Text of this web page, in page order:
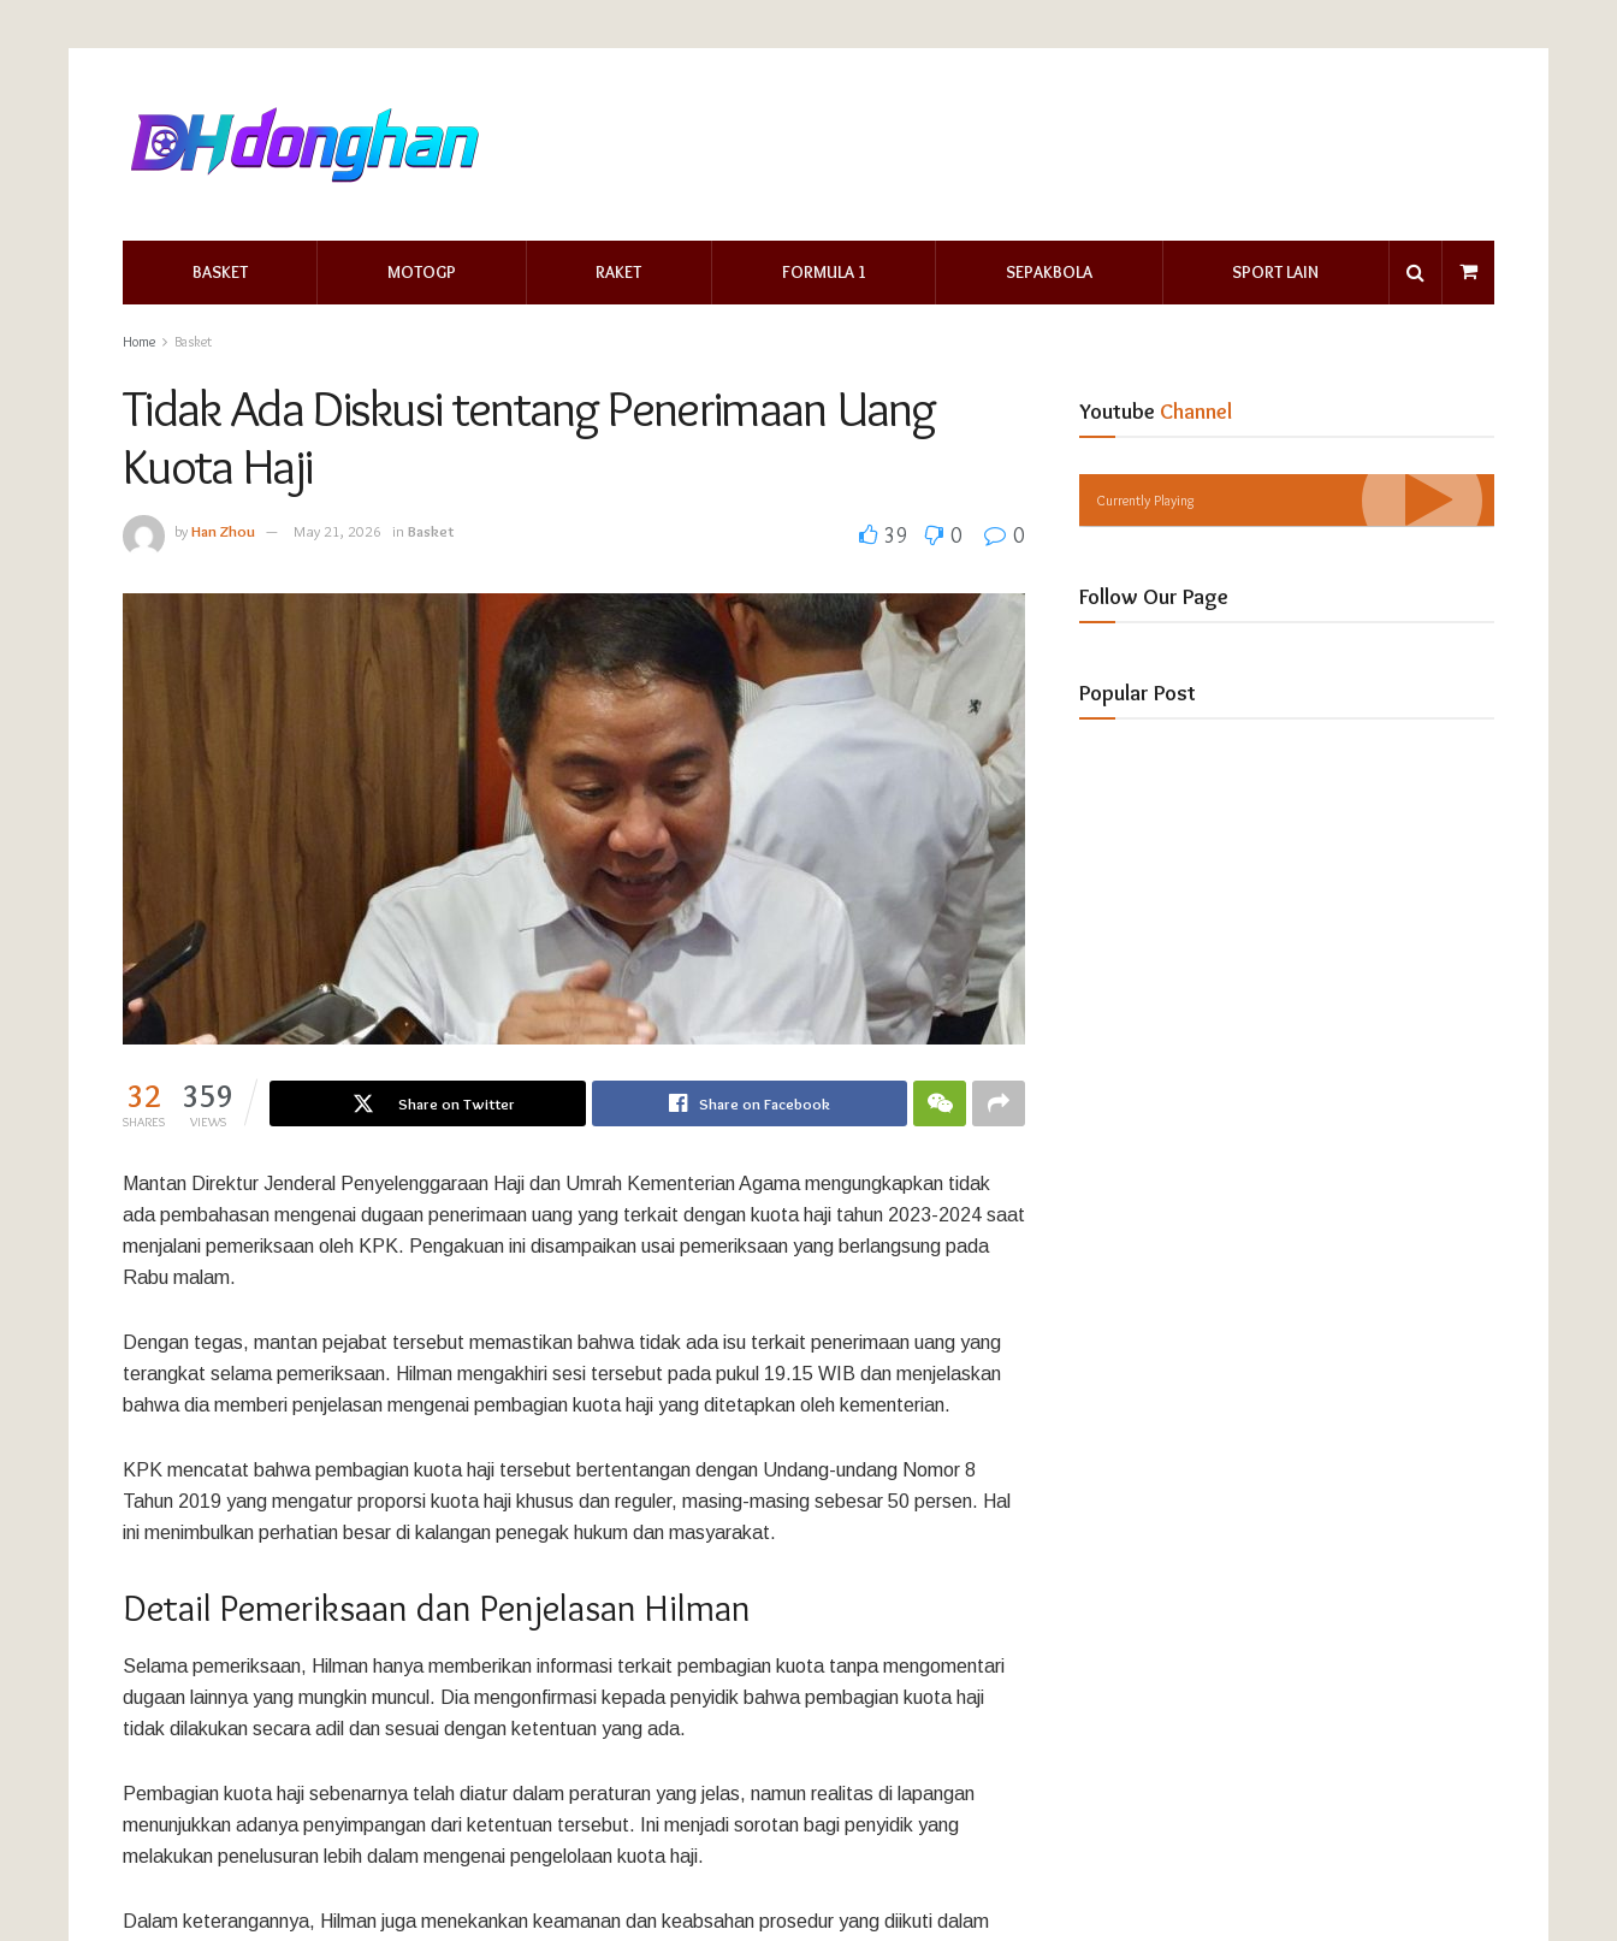
BASKET MOTOGP RAKET FORMULA 1 SEPAKBOLA SPORT LAIN
Home Basket
Tidak Ada Diskusi tentang Penerimaan Uang
Kuota Haji
byHan Zhou May 21, 2026 in Basket 39 0 0
32
SHARES
359
VIEWS
Share on Twitter Share on Facebook
Mantan Direktur Jenderal Penyelenggaraan Haji dan Umrah Kementerian Agama mengungkapkan tidak
ada pembahasan mengenai dugaan penerimaan uang yang terkait dengan kuota haji tahun 2023-2024 saat
menjalani pemeriksaan oleh KPK. Pengakuan ini disampaikan usai pemeriksaan yang berlangsung pada
Rabu malam.
Dengan tegas, mantan pejabat tersebut memastikan bahwa tidak ada isu terkait penerimaan uang yang
terangkat selama pemeriksaan. Hilman mengakhiri sesi tersebut pada pukul 19.15 WIB dan menjelaskan
bahwa dia memberi penjelasan mengenai pembagian kuota haji yang ditetapkan oleh kementerian.
KPK mencatat bahwa pembagian kuota haji tersebut bertentangan dengan Undang-undang Nomor 8
Tahun 2019 yang mengatur proporsi kuota haji khusus dan reguler, masing-masing sebesar 50 persen. Hal
ini menimbulkan perhatian besar di kalangan penegak hukum dan masyarakat.
Detail Pemeriksaan dan Penjelasan Hilman
Selama pemeriksaan, Hilman hanya memberikan informasi terkait pembagian kuota tanpa mengomentari
dugaan lainnya yang mungkin muncul. Dia mengonfirmasi kepada penyidik bahwa pembagian kuota haji
tidak dilakukan secara adil dan sesuai dengan ketentuan yang ada.
Pembagian kuota haji sebenarnya telah diatur dalam peraturan yang jelas, namun realitas di lapangan
menunjukkan adanya penyimpangan dari ketentuan tersebut. Ini menjadi sorotan bagi penyidik yang
melakukan penelusuran lebih dalam mengenai pengelolaan kuota haji.
Dalam keterangannya, Hilman juga menekankan keamanan dan keabsahan prosedur yang diikuti dalam
Youtube Channel
Currently Playing
Follow Our Page
Popular Post